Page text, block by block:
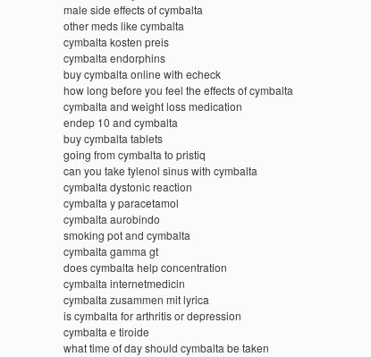
male side effects of cymbalta
other meds like cymbalta
cymbalta kosten preis
cymbalta endorphins
buy cymbalta online with echeck
how long before you feel the effects of cymbalta
cymbalta and weight loss medication
endep 10 and cymbalta
buy cymbalta tablets
going from cymbalta to pristiq
can you take tylenol sinus with cymbalta
cymbalta dystonic reaction
cymbalta y paracetamol
cymbalta aurobindo
smoking pot and cymbalta
cymbalta gamma gt
does cymbalta help concentration
cymbalta internetmedicin
cymbalta zusammen mit lyrica
is cymbalta for arthritis or depression
cymbalta e tiroide
what time of day should cymbalta be taken